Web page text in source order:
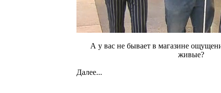
А у вас не бывает в магазине
живые?
Далее...